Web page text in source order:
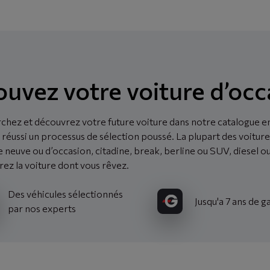
votre voiture
et découvrez votre future voiture dans notre catalogue
un processus de sélection poussé. La plupart des
neuve ou d’occasion, citadine, break, berline ou SUV, diesel
la voiture dont vous rêvez.
Des véhicules sélectionnés
par nos experts
Jusqu'a 7 ans de